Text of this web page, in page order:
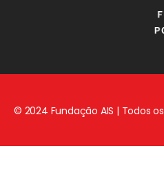
© 2024 Fundação AIS | Todos